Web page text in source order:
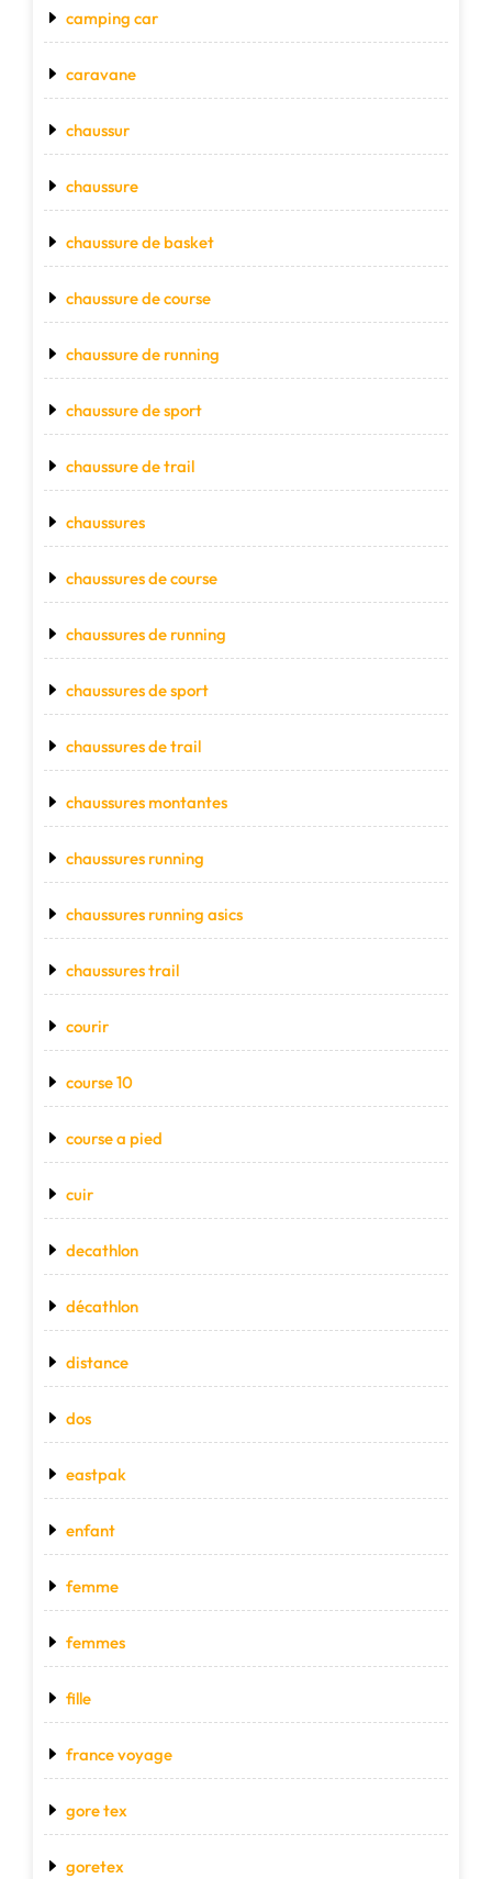
camping car
caravane
chaussur
chaussure
chaussure de basket
chaussure de course
chaussure de running
chaussure de sport
chaussure de trail
chaussures
chaussures de course
chaussures de running
chaussures de sport
chaussures de trail
chaussures montantes
chaussures running
chaussures running asics
chaussures trail
courir
course 10
course a pied
cuir
decathlon
décathlon
distance
dos
eastpak
enfant
femme
femmes
fille
france voyage
gore tex
goretex